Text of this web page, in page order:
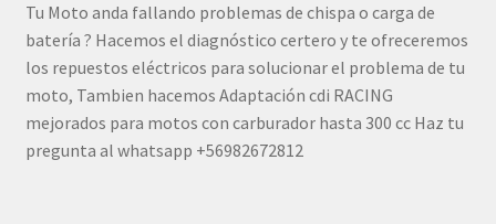
Tu Moto anda fallando problemas de chispa o carga de
batería ? Hacemos el diagnóstico certero y te ofreceremos
los repuestos eléctricos para solucionar el problema de tu
moto, Tambien hacemos Adaptación cdi RACING
mejorados para motos con carburador hasta 300 cc Haz tu
pregunta al whatsapp +56982672812